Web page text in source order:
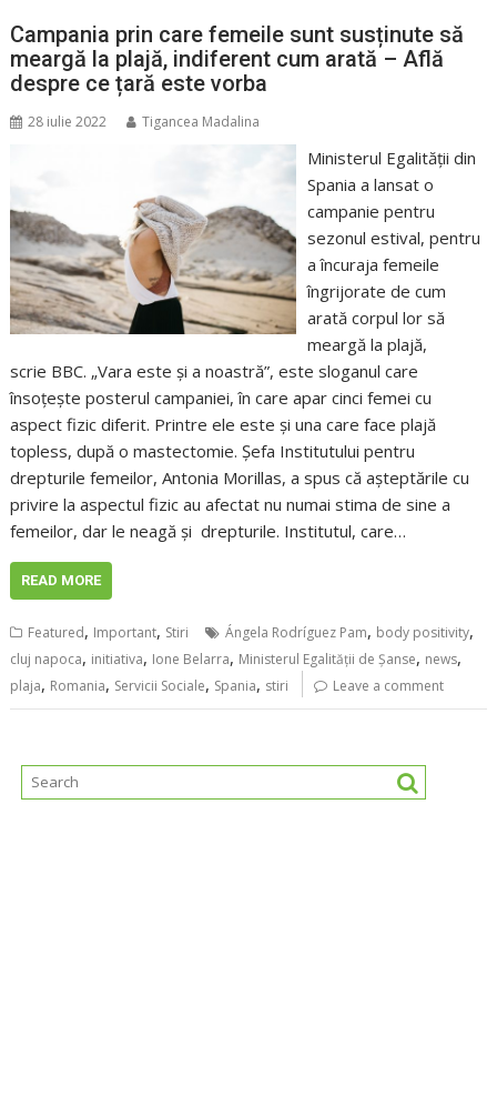
Campania prin care femeile sunt susținute să
meargă la plajă, indiferent cum arată – Află
despre ce țară este vorba
28 iulie 2022 Tigancea Madalina
Ministerul Egalității din
Spania a lansat o
campanie pentru
sezonul estival, pentru
a încuraja femeile
îngrijorate de cum
arată corpul lor să
meargă la plajă,
scrie BBC. „Vara este și a noastră”, este sloganul care
însoțește posterul campaniei, în care apar cinci femei cu
aspect fizic diferit. Printre ele este și una care face plajă
topless, după o mastectomie. Șefa Institutului pentru
drepturile femeilor, Antonia Morillas, a spus că așteptările cu
privire la aspectul fizic au afectat nu numai stima de sine a
femeilor, dar le neagă și drepturile. Institutul, care…
READ MORE
Featured, Important, Stiri Ángela Rodríguez Pam, body positivity,
cluj napoca, initiativa, Ione Belarra, Ministerul Egalității de Șanse, news,
plaja, Romania, Servicii Sociale, Spania, stiri Leave a comment